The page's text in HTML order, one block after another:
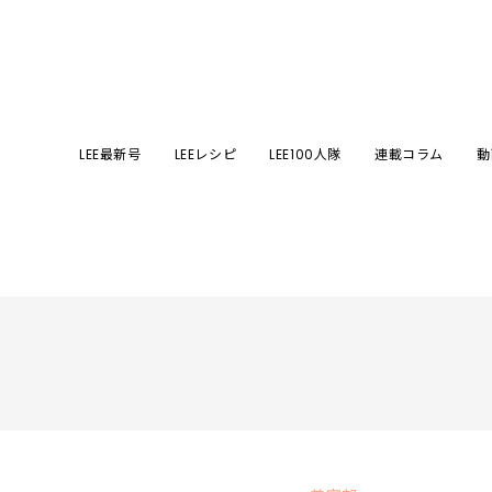
LEE最新号 LEEレシピ LEE100人隊 連載コラム